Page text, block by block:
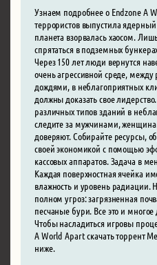
Узнаем подробнее о Endzone A
террористов выпустила
планета взорвалась хаосом.
спрятаться в подземных
Через 150 лет люди вернутся
очень агрессивной среде,
дождями, в неблагоприятных
должны доказать свое
различных типов зданий в
следите за мужчинами,
доверяют. Собирайте ресурсы,
своей экономикой с помощью
кассовых аппаратов. Задача в
Каждая поверхностная ячейка
влажность и уровень радиации.
полном угроз: загрязненная
песчаные бури. Все это и многое
Чтобы насладиться игровы
A World Apart скачать торрент
ниже.